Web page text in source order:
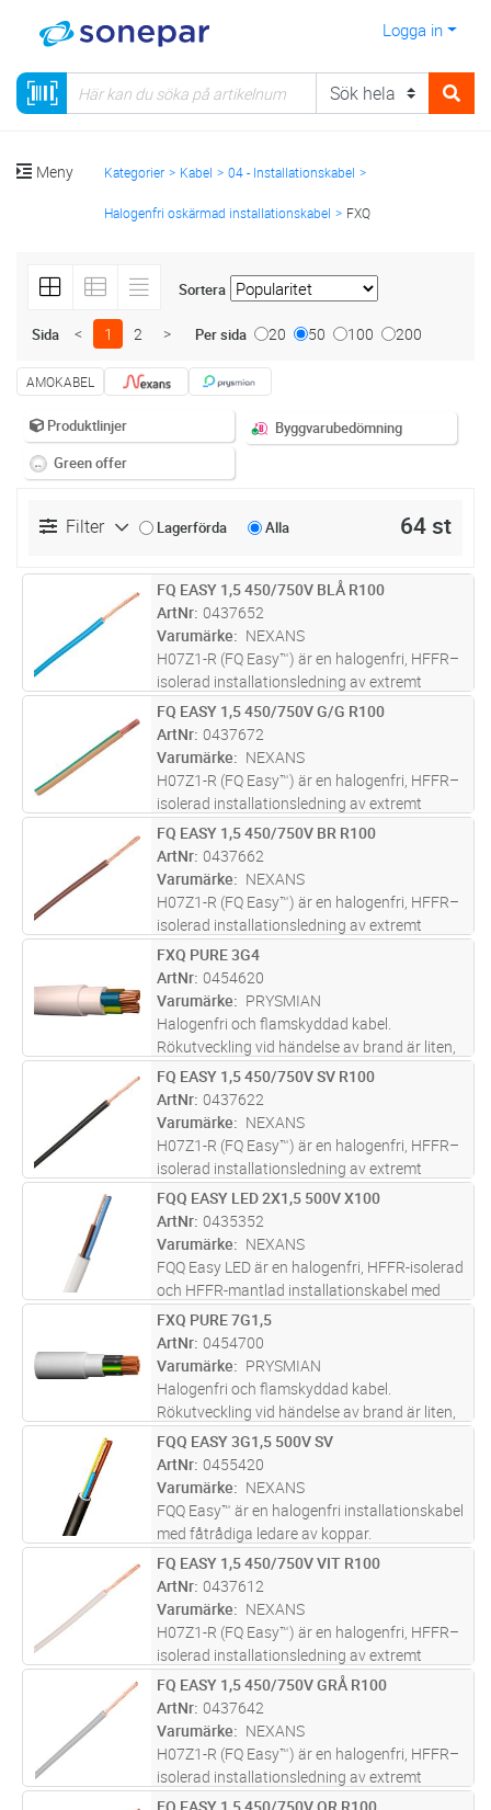
Logga in
Meny Kategorier Kabel 04 - Installationskabel
Halogenfri oskärmad installationskabel FXQ
Sortera
Sida < 1 2 > Per sida 20 50 100 200
AMOKABEL
Produktlinjer
Byggvarubedömning
Green offer
Filter Lagerförda Alla 64 st
M Lägg i kundvagn
FQ EASY 1,5 450/750V BLÅ R100
ArtNr 0437652
Varumärke
NEXANS
H07Z1-R (FQ Easy™) är en halogenfri, HFFR–
isolerad installationsledning av extremt
lågfriktionsmaterial med en rund fåtrådig
ledare av koppar.
M Lägg i kundvagn
FQ EASY 1,5 450/750V G/G R100
ArtNr 0437672
Varumärke
NEXANS
H07Z1-R (FQ Easy™) är en halogenfri, HFFR–
isolerad installationsledning av extremt
lågfriktionsmaterial med en rund fåtrådig
ledare av koppar.
M Lägg i kundvagn
FQ EASY 1,5 450/750V BR R100
ArtNr 0437662
Varumärke
NEXANS
H07Z1-R (FQ Easy™) är en halogenfri, HFFR–
isolerad installationsledning av extremt
lågfriktionsmaterial med en rund fåtrådig
ledare av koppar.
M Lägg i kundvagn
FXQ PURE 3G4
ArtNr 0454620
Varumärke
PRYSMIAN
Halogenfri och flamskyddad kabel.
Rökutveckling vid händelse av brand är liten,
genomsynlig (underlättar utrymning) och ej
skadlig för elektronisk utrustning. Lämpar sig
för fast förläggning, i rör,
M Lägg i kundvagn
FQ EASY 1,5 450/750V SV R100
ArtNr 0437622
Varumärke
NEXANS
H07Z1-R (FQ Easy™) är en halogenfri, HFFR–
isolerad installationsledning av extremt
lågfriktionsmaterial med en rund fåtrådig
ledare av koppar.
M Lägg i kundvagn
FQQ EASY LED 2X1,5 500V X100
ArtNr 0435352
Varumärke
NEXANS
FQQ Easy LED är en halogenfri, HFFR-isolerad
och HFFR-mantlad installationskabel med
runda fåtrådiga ledare av koppar.
M Lägg i kundvagn
FXQ PURE 7G1,5
ArtNr 0454700
Varumärke
PRYSMIAN
Halogenfri och flamskyddad kabel.
Rökutveckling vid händelse av brand är liten,
genomsynlig (underlättar utrymning) och ej
skadlig för elektronisk utrustning. Lämpar sig
för fast förläggning, i rör,
M Lägg i kundvagn
FQQ EASY 3G1,5 500V SV
ArtNr 0455420
Varumärke
NEXANS
FQQ Easy™ är en halogenfri installationskabel
med fåtrådiga ledare av koppar.
M Lägg i kundvagn
FQ EASY 1,5 450/750V VIT R100
ArtNr 0437612
Varumärke
NEXANS
H07Z1-R (FQ Easy™) är en halogenfri, HFFR–
isolerad installationsledning av extremt
lågfriktionsmaterial med en rund fåtrådig
ledare av koppar.
M Lägg i kundvagn
FQ EASY 1,5 450/750V GRÅ R100
ArtNr 0437642
Varumärke
NEXANS
H07Z1-R (FQ Easy™) är en halogenfri, HFFR–
isolerad installationsledning av extremt
lågfriktionsmaterial med en rund fåtrådig